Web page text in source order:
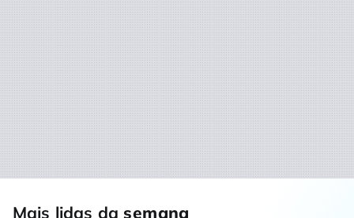
Mais lidas dasemana